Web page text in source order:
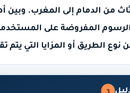
من الدمام إلى المغرب. وبين
المفروضة على
الطريق أو المزايا التي يتم
3